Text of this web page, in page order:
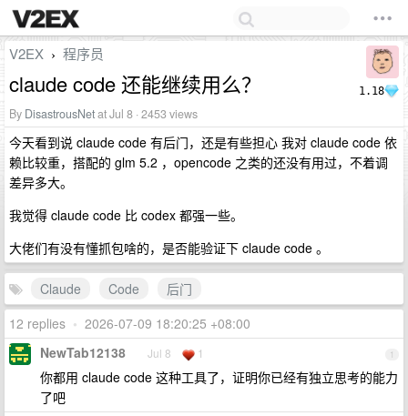
1.18
V2EX › 程序员
claude code 还能继续用么？
By DisastrousNetat Jul 8 · 2453 views
今天看到说 claude code 有后门，还是有些担心 我对 claude code 依
赖比较重，搭配的 glm 5.2 ，opencode 之类的还没有用过，不着调
差异多大。
我觉得 claude code 比 codex 都强一些。
大佬们有没有懂抓包啥的，是否能验证下 claude code 。
Claude Code
后门
12 replies • 2026-07-09 18:20:25 +08:00
1
NewTab12138 Jul 8 1
你都用 claude code 这种工具了，证明你已经有独立思考的能力
了吧